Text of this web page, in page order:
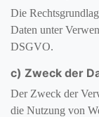
Die
Daten unter
DSGVO.
c) Zweck der
Der Zweck der
die Nutzung von